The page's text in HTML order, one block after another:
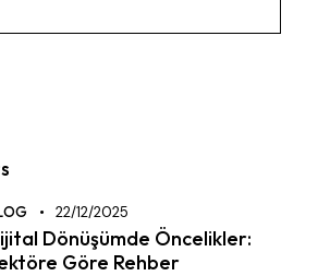
22/12/2025
Dönüşümde Öncelikler:
Göre Rehber